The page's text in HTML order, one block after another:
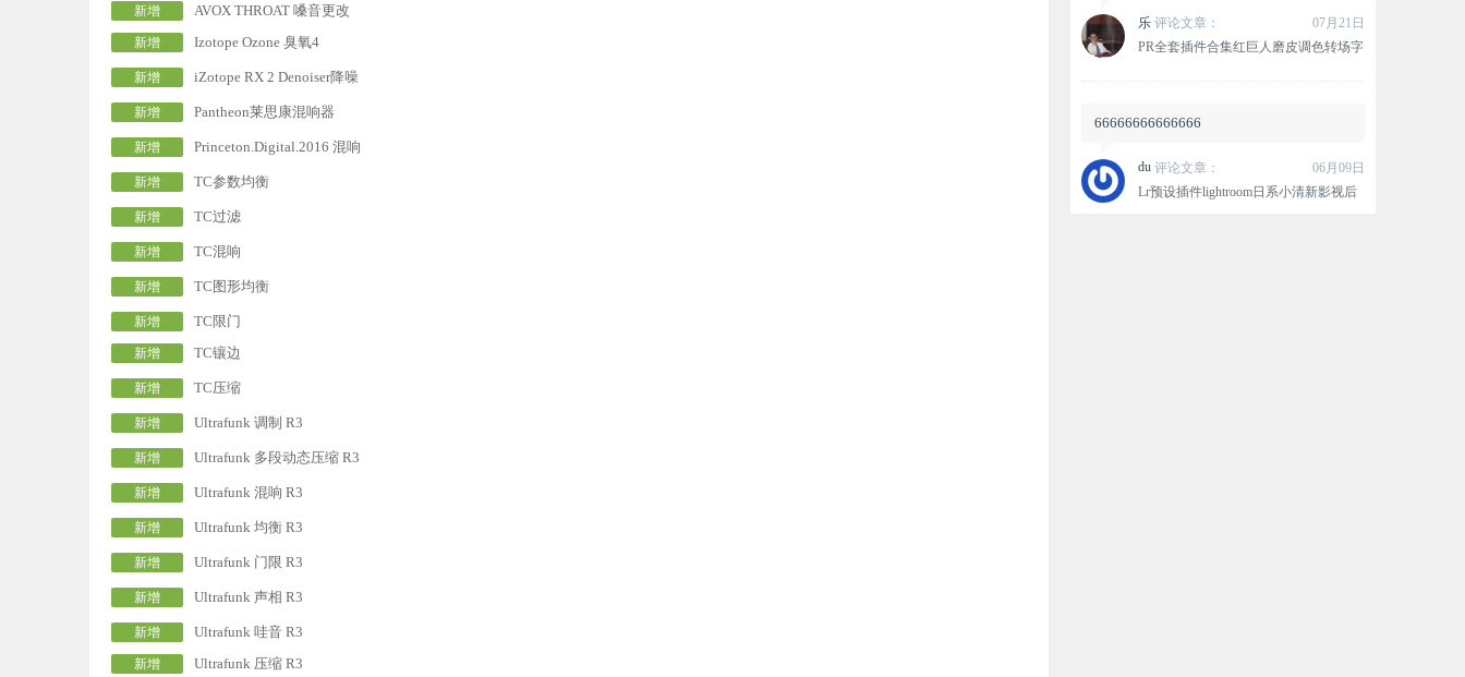
新增 AVOX THROAT 嗓音更改
新增 Izotope Ozone 臭氧4
新增 iZotope RX 2 Denoiser降噪
新增 Pantheon莱思康混响器
新增 Princeton.Digital.2016 混响
新增 TC参数均衡
新增 TC过滤
新增 TC混响
新增 TC图形均衡
新增 TC限门
新增 TC镶边
新增 TC压缩
新增 Ultrafunk 调制 R3
新增 Ultrafunk 多段动态压缩 R3
新增 Ultrafunk 混响 R3
新增 Ultrafunk 均衡 R3
新增 Ultrafunk 门限 R3
新增 Ultrafunk 声相 R3
新增 Ultrafunk 哇音 R3
新增 Ultrafunk 压缩 R3
乐 评论文章：
07月21日
PR全套插件合集红巨人磨皮调色转场字
包
66666666666666
du 评论文章：
06月09日
Lr预设插件lightroom日系小清新影视后